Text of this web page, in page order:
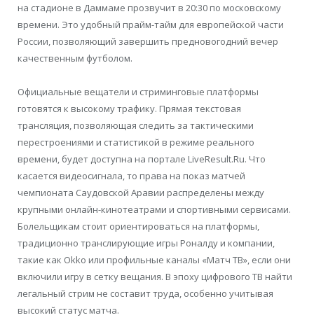
на стадионе в Даммаме прозвучит в 20:30 по московскому
времени. Это удобный прайм-тайм для европейской части
России, позволяющий завершить предновогодний вечер
качественным футболом.
Официальные вещатели и стриминговые платформы
готовятся к высокому трафику. Прямая текстовая
трансляция, позволяющая следить за тактическими
перестроениями и статистикой в режиме реального
времени, будет доступна на портале LiveResult.Ru. Что
касается видеосигнала, то права на показ матчей
чемпионата Саудовской Аравии распределены между
крупными онлайн-кинотеатрами и спортивными сервисами.
Болельщикам стоит ориентироваться на платформы,
традиционно транслирующие игры Роналду и компании,
такие как Okko или профильные каналы «Матч ТВ», если они
включили игру в сетку вещания. В эпоху цифрового ТВ найти
легальный стрим не составит труда, особенно учитывая
высокий статус матча.